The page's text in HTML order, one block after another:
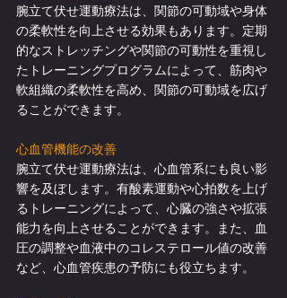
腕立て伏せ運動療法は、関節の可動域や身体
の柔軟性を向上させる効果もあります。定期
的なストレッチングや関節の可動性を重視し
たトレーニングプログラムによって、筋肉や
軟組織の柔軟性を高め、関節の可動域を広げ
ることができます。
心血管機能の改善
腕立て伏せ運動療法は、心血管系にも良い影
響を及ぼします。有酸素運動や心拍数を上げ
るトレーニングによって、心臓の強さや拡張
能力を向上させることができます。また、血
圧の調整や血液中のコレステロール値の改善
など、心血管疾患の予防にも役立ちます。